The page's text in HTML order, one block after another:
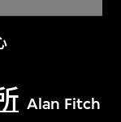
Alan Fitch
纪视觉